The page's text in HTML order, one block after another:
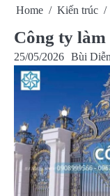
Home Kiến trúc
Công ty làm
25/05/2026 Bùi